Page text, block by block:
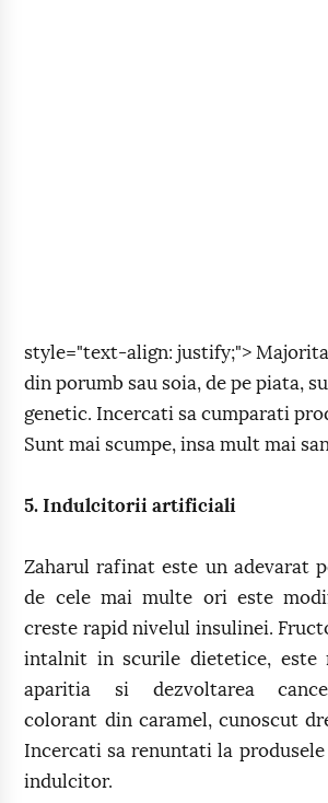
style="text-align: justify;">
din porumb sau soia, de pe piata,
genetic. Incercati sa cumparati
Sunt mai scumpe, insa mult mai
5. Indulcitorii artificiali
Zaharul rafinat este un adevarat
de cele mai multe ori este
creste rapid nivelul insulinei.
intalnit in scurile dietetice, este
aparitia si dezvoltarea
colorant din caramel, cunoscut
Incercati sa renuntati la produsele
indulcitor.